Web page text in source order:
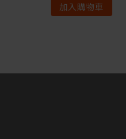
加入購物車